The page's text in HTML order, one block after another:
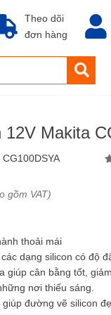
Theo dõi
đơn hàng
Makita
CG100DSYA
gồm VAT)
thoải mái
dạng silicon có độ
giúp cân bằng tốt,
nơi thiếu sáng.
đường vẽ silicon